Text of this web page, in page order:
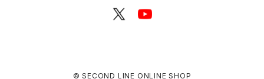
© SECOND LINE ONLINE SHOP